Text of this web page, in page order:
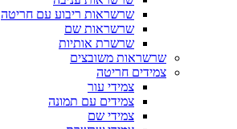
שרשראות ריבוע עם חריטה
שרשראות שם
שרשרת אותיות
שרשראות משובצים
צמידים חריטה
צמידי עור
צמידים עם תמונה
צמידי שם